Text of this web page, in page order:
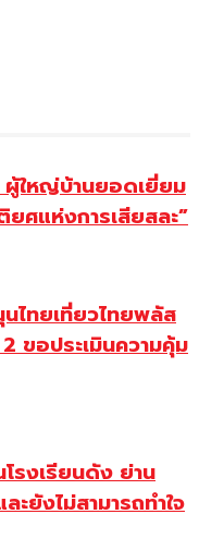
ใหญ่บ้านยอดเยี่ยม
ศแห่งการเสียสละ”
ไทยเที่ยวไทยพลัส
ขอประเมินความคุ้ม
รงเรียนดัง ย่าน
ะยังไม่สามารถทำใจ